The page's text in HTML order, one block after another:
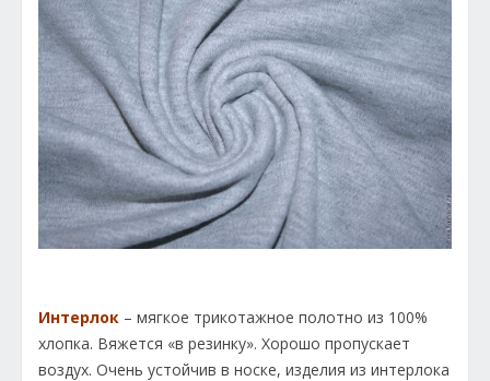
Интерлок – мягкое трикотажное полотно из 100%
хлопка. Вяжется «в резинку». Хорошо пропускает
воздух. Очень устойчив в носке, изделия из интерлока